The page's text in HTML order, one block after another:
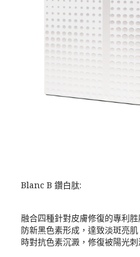
Blanc B 鑽白肽:
融合四種針對皮膚修復的專利
防新黑色素形成，達致淡斑亮
時對抗色素沉澱，修復被陽光刺